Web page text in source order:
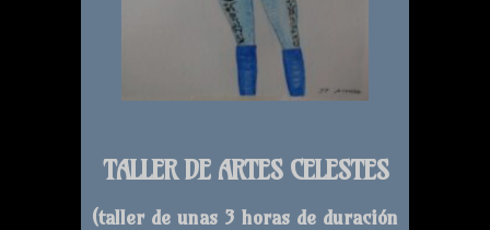
TALLER DE ARTES CELESTES
(taller de unas 3 horas de duración